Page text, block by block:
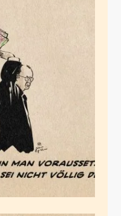
an
er
2025